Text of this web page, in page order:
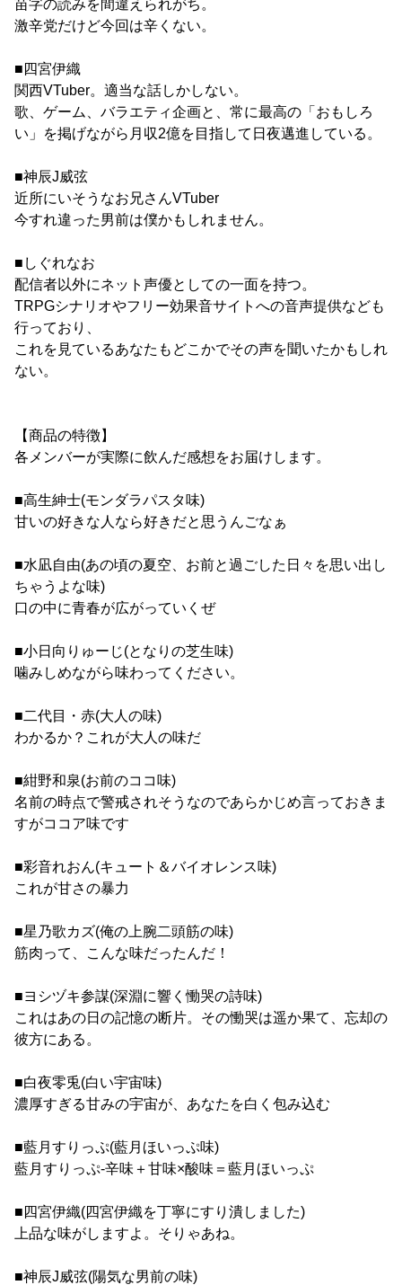
苗字の読みを間違えられがち。
激辛党だけど今回は辛くない。
■四宮伊織
関西VTuber。適当な話しかしない。
歌、ゲーム、バラエティ企画と、常に最高の「おもしろ
い」を掲げながら月収2億を目指して日夜邁進している。
■神辰J威弦
近所にいそうなお兄さんVTuber
今すれ違った男前は僕かもしれません。
■しぐれなお
配信者以外にネット声優としての一面を持つ。
TRPGシナリオやフリー効果音サイトへの音声提供なども
行っており、
これを見ているあなたもどこかでその声を聞いたかもしれ
ない。
【商品の特徴】
各メンバーが実際に飲んだ感想をお届けします。
■高生紳士(モンダラパスタ味)
甘いの好きな人なら好きだと思うんごなぁ
■水凪自由(あの頃の夏空、お前と過ごした日々を思い出し
ちゃうよな味)
口の中に青春が広がっていくぜ
■小日向りゅーじ(となりの芝生味)
噛みしめながら味わってください。
■二代目・赤(大人の味)
わかるか？これが大人の味だ
■紺野和泉(お前のココ味)
名前の時点で警戒されそうなのであらかじめ言っておきま
すがココア味です
■彩音れおん(キュート＆バイオレンス味)
これが甘さの暴力
■星乃歌カズ(俺の上腕二頭筋の味)
筋肉って、こんな味だったんだ！
■ヨシヅキ参謀(深淵に響く慟哭の詩味)
これはあの日の記憶の断片。その慟哭は遥か果て、忘却の
彼方にある。
■白夜零兎(白い宇宙味)
濃厚すぎる甘みの宇宙が、あなたを白く包み込む
■藍月すりっぷ(藍月ほいっぷ味)
藍月すりっぷ-辛味＋甘味×酸味＝藍月ほいっぷ
■四宮伊織(四宮伊織を丁寧にすり潰しました)
上品な味がしますよ。そりゃあね。
■神辰J威弦(陽気な男前の味)